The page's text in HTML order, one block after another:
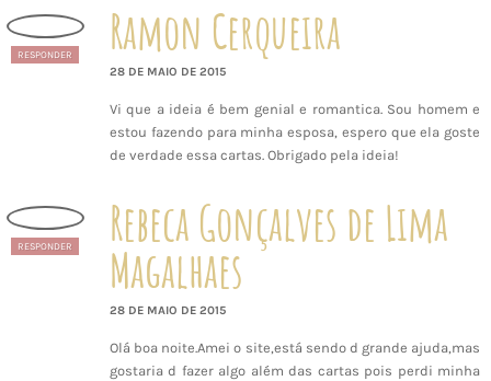
RESPONDER Ramon Cerqueira
28 DE MAIO DE 2015
Vi que a ideia é bem genial e romantica. Sou homem e
estou fazendo para minha esposa, espero que ela goste
de verdade essa cartas. Obrigado pela ideia!
RESPONDER Rebeca Gonçalves de Lima
Magalhaes
28 DE MAIO DE 2015
Olá boa noite.Amei o site,está sendo d grande ajuda,mas
gostaria d fazer algo além das cartas pois perdi minha